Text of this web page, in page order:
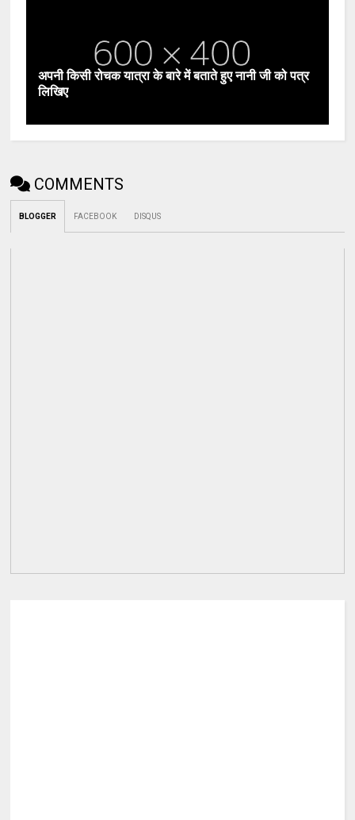
अपनी किसी रोचक यात्रा के बारे में बताते हुए नानी जी को पत्र
लिखिए
COMMENTS
BLOGGER FACEBOOK DISQUS